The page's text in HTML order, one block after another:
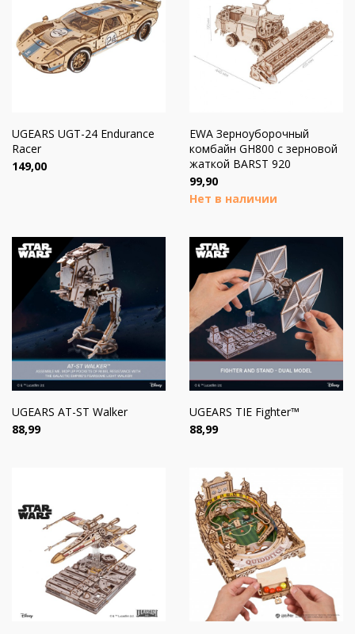
UGEARS UGT-24 Endurance
Racer
Цена
149,00
EWA Зерноуборочный
комбайн GH800 с зерновой
жаткой BARST 920
Цена
99,90
Нет в наличии
UGEARS AT-ST Walker
Цена
88,99
UGEARS TIE Fighter™
Цена
88,99